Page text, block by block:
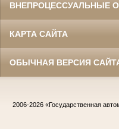
ВНЕПРОЦЕССУАЛЬНЫЕ
КАРТА САЙТА
ОБЫЧНАЯ ВЕРСИЯ
2006-2026 «Государственная